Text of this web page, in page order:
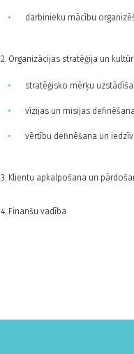
darbinieku mācību
2. Organizācijas stratēģija un
stratēģisko mērķu
vīzijas un misijas
vērtību definēšana un
3. Klientu apkalpošana un
4. Finanšu vadība